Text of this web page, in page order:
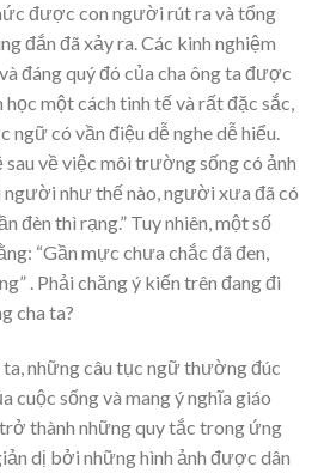
được con người rút ra và tổng
đắn đã xảy ra. Các kinh nghiệm
đáng quý đó của cha ông ta được
một cách tinh tế và rất đặc sắc,
ngữ có vần điệu dễ nghe dễ hiểu.
về việc môi trường sống có ảnh
như thế nào, người xưa đã có
đèn thì rạng.” Tuy nhiên, một số
“Gần mực chưa chắc đã đen,
. Phải chăng ý kiến trên đang đi
cha ta?
những câu tục ngữ thường đúc
cuộc sống và mang ý nghĩa giáo
thành những quy tắc trong ứng
dị bởi những hình ảnh được dân